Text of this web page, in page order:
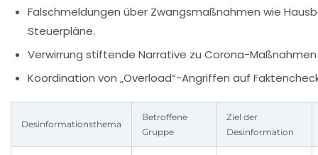
Falschmeldungen über Zwangsmaßnahmen wie
Steuerpläne.
Verwirrung stiftende Narrative zu Corona-Maßnahmen
Koordination von „Overload“-Angriffen auf
Desinformationsthema
Betroffene
Gruppe
Ziel der
Desinformation